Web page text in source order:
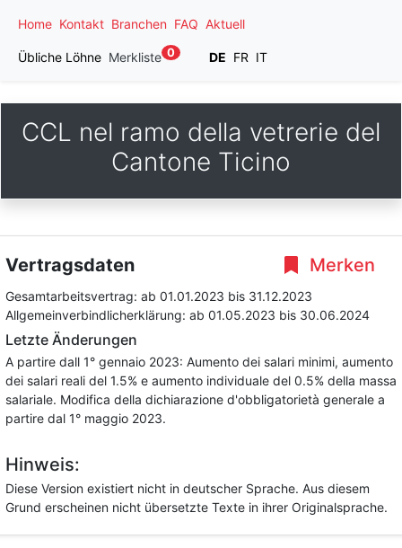
Home Kontakt Branchen FAQ Aktuell
Übliche Löhne Merkliste 0 DE FR IT
CCL nel ramo della vetrerie del
Cantone Ticino
Merken
Vertragsdaten
Gesamtarbeitsvertrag: ab 01.01.2023 bis 31.12.2023
Allgemeinverbindlicherklärung: ab 01.05.2023 bis 30.06.2024
Letzte Änderungen
A partire dall 1° gennaio 2023: Aumento dei salari minimi, aumento
dei salari reali del 1.5% e aumento individuale del 0.5% della massa
salariale. Modifica della dichiarazione d'obbligatorietà generale a
partire dal 1° maggio 2023.
Hinweis:
Diese Version existiert nicht in deutscher Sprache. Aus diesem
Grund erscheinen nicht übersetzte Texte in ihrer Originalsprache.